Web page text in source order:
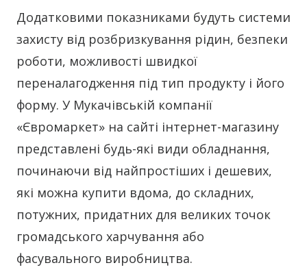
Додатковими показниками будуть системи
захисту від розбризкування рідин, безпеки
роботи, можливості швидкої
переналагодження під тип продукту і його
форму. У Мукачівській компанії
«Євромаркет» на сайті інтернет-магазину
представлені будь-які види обладнання,
починаючи від найпростіших і дешевих,
які можна купити вдома, до складних,
потужних, придатних для великих точок
громадського харчування або
фасувального виробництва.